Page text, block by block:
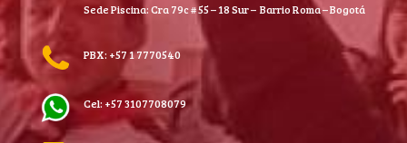
Sede Piscina: Cra 79c # 55 – 18 Sur – Barrio Roma – Bogotá
PBX: +57 1 7770540
Cel: +57 3107708079